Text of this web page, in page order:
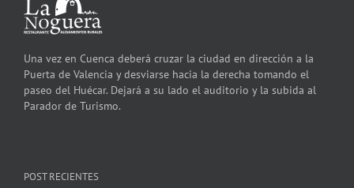
Una vez en Cuenca deberá cruzar la ciudad en dirección a la
Puerta de Valencia y desviarse hacia la derecha tomando el
paseo del Huécar. Dejará a su lado el auditorio y la subida al
Parador de Turismo.
POST RECIENTES